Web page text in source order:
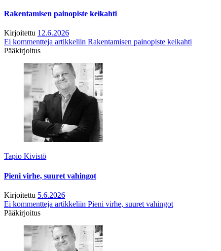
Rakentamisen painopiste keikahti
Kirjoitettu 12.6.2026
Ei kommentteja artikkeliin Rakentamisen painopiste keikahti
Pääkirjoitus
Tapio Kivistö
Pieni virhe, suuret vahingot
Kirjoitettu 5.6.2026
Ei kommentteja artikkeliin Pieni virhe, suuret vahingot
Pääkirjoitus